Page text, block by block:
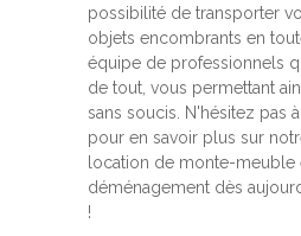
possibilité de transporter
objets encombrants en
équipe de professionnels
de tout, vous permettant
sans soucis. N'hésitez pas
pour en savoir plus sur
location de monte-meuble
déménagement dès
!